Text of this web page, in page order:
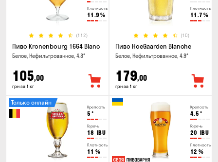
Плотность
11.9 %
(112)
Пиво Kronenbourg 1664 Blanc
Белое, Нефильтрованное, 4.8°
105,00
грн за 1 кг
Плотность
11.7 %
(10)
Пиво HoeGaarden Blanche
Белое, Нефильтрованное, 4.9°
179,00
грн за 1 кг
Крепость
5 °
Горечь
18 IBU
Плотность
11 %
Только онлайн
Крепость
4.5 °
Горечь
20 IBU
Плотность
12 %